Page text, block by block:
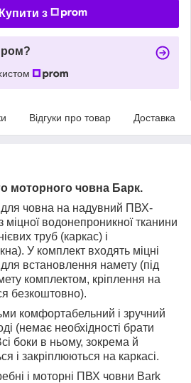
Купити з
Відгуки про товар Доставка
моторного човна Барк.
для човна на надувний ПВХ-
міцної водонепроникної тканини
труб (каркас) і
У комплект входять міцні
встановлення намету (під
комплектом, кріплення на
безкоштовно).
комфортабельний і зручний
(немає необхідності брати
боки в ньому, зокрема й
і закріплюються на каркасі.
і моторні ПВХ човни Bark